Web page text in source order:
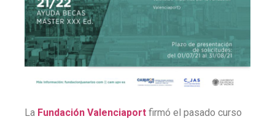
La Fundación Valenciaport firmó el pasado curso